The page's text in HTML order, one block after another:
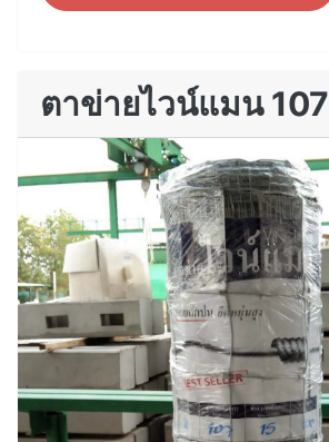
ตาข่ายไวน์แมน 107